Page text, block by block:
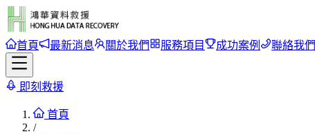
首頁 最新消息 關於我們 服務項目 成功案例 聯絡我們
即刻救援
首頁
/